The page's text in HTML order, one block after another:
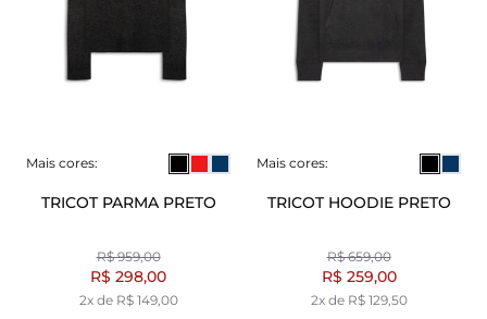
Mais cores:
TRICOT PARMA PRETO
R$ 959,00
R$ 298,00
2x de R$ 149,00
Mais cores:
TRICOT HOODIE PRETO
R$ 659,00
R$ 259,00
2x de R$ 129,50